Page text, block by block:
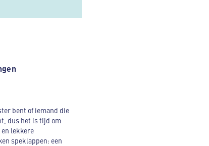
bent of iemand die
dus het is tijd om
lekkere
speklappen: een